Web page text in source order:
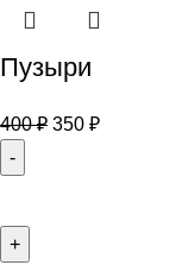
Пузыри
400₽ 350 ₽